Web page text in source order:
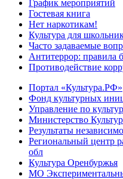
График мероприятий
Гостевая книга
Нет наркотикам!
Культура для
Часто задаваемые
Антитеррор: правила
Противодействие
Портал «Культура.РФ»
Фонд культурных
Управление по
Министерство
Результаты
Региональный центр
обл
Культура Оренбуржья
МО